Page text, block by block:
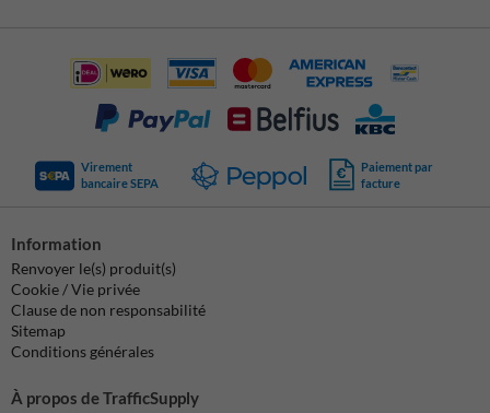
Virement
bancaire SEPA
Paiement par
facture
Information
Renvoyer le(s) produit(s)
Cookie / Vie privée
Clause de non responsabilité
Sitemap
Conditions générales
À propos de TrafficSupply